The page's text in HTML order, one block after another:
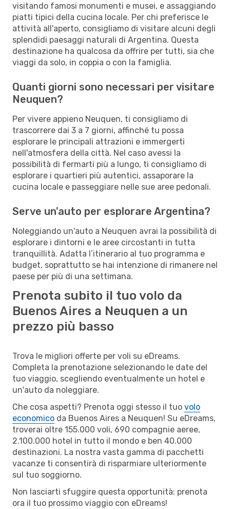
visitando famosi monumenti e musei, e assaggiando
piatti tipici della cucina locale. Per chi preferisce le
attività all'aperto, consigliamo di visitare alcuni degli
splendidi paesaggi naturali di Argentina. Questa
destinazione ha qualcosa da offrire per tutti, sia che
viaggi da solo, in coppia o con la famiglia.
Quanti giorni sono necessari per visitare
Neuquen?
Per vivere appieno Neuquen, ti consigliamo di
trascorrere dai 3 a 7 giorni, affinché tu possa
esplorare le principali attrazioni e immergerti
nell'atmosfera della città. Nel caso avessi la
possibilità di fermarti più a lungo, ti consigliamo di
esplorare i quartieri più autentici, assaporare la
cucina locale e passeggiare nelle sue aree pedonali.
Serve un'auto per esplorare Argentina?
Noleggiando un'auto a Neuquen avrai la possibilità di
esplorare i dintorni e le aree circostanti in tutta
tranquillità. Adatta l’itinerario al tuo programma e
budget, soprattutto se hai intenzione di rimanere nel
paese per più di una settimana.
Prenota subito il tuo volo da
Buenos Aires a Neuquen a un
prezzo più basso
Trova le migliori offerte per voli su eDreams.
Completa la prenotazione selezionando le date del
tuo viaggio, scegliendo eventualmente un hotel e
un'auto da noleggiare.
Che cosa aspetti? Prenota oggi stesso il tuo volo
economico da Buenos Aires a Neuquen! Su eDreams,
troverai oltre 155.000 voli, 690 compagnie aeree,
2.100.000 hotel in tutto il mondo e ben 40.000
destinazioni. La nostra vasta gamma di pacchetti
vacanze ti consentirà di risparmiare ulteriormente
sul tuo soggiorno.
Non lasciarti sfuggire questa opportunità: prenota
ora il tuo prossimo viaggio con eDreams!